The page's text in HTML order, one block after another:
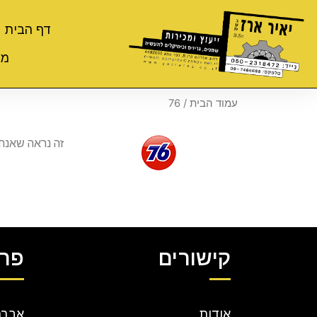
דף הבית
עמוד הבית / 76
זה נראה
קישורים